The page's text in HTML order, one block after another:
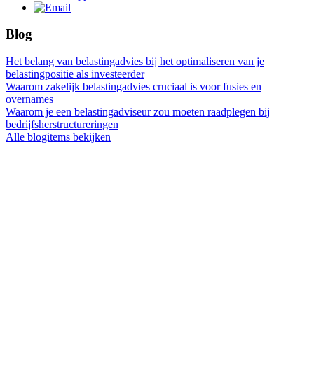
Blog
Het belang van belastingadvies bij het optimaliseren van je
belastingpositie als investeerder
Waarom zakelijk belastingadvies cruciaal is voor fusies en
overnames
Waarom je een belastingadviseur zou moeten raadplegen bij
bedrijfsherstructureringen
Alle blogitems bekijken